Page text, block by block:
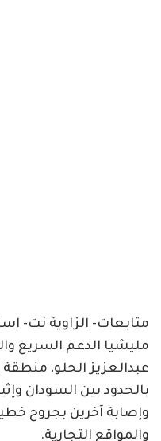
متابعات- الزاوية نت-
مليشيا الدعم السريع
عبدالعزيز الحلو، منطقة
بالحدود بين السودان
وإصابة آخرين بجروح
والمواقع التجارية.